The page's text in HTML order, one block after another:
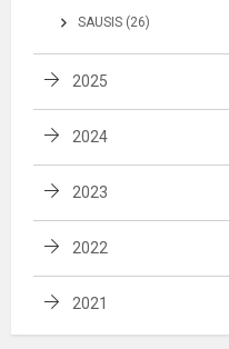
SAUSIS (26)
2025
2024
2023
2022
2021